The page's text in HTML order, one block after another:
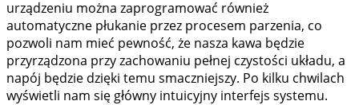
urządzeniu można zaprogramować również
automatyczne płukanie przez procesem parzenia, co
pozwoli nam mieć pewność, że nasza kawa będzie
przyrządzona przy zachowaniu pełnej czystości układu, a
napój będzie dzięki temu smaczniejszy. Po kilku chwilach
wyświetli nam się główny intuicyjny interfejs systemu.